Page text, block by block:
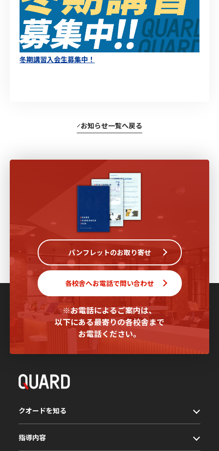
冬期講習入会生募集中！
お知らせ一覧へ戻る
パンフレットのお取り寄せ
各校舎へお電話で問い合わせ
※お電話によるご案内は、
以下にある最寄りの各校舎まで
お電話ください。
クオードを知る
指導内容